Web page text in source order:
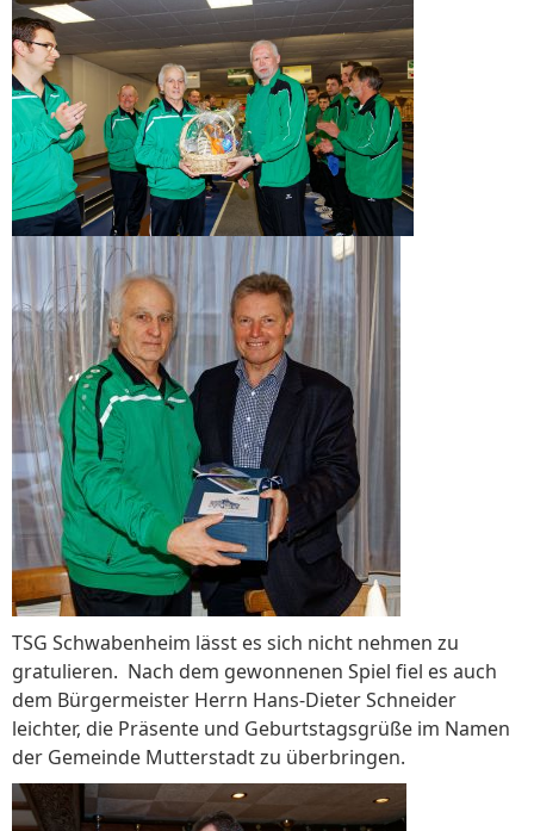
TSG Schwabenheim lässt es sich nicht nehmen zu
gratulieren. Nach dem gewonnenen Spiel fiel es auch
dem Bürgermeister Herrn Hans-Dieter Schneider
leichter, die Präsente und Geburtstagsgrüße im Namen
der Gemeinde Mutterstadt zu überbringen.